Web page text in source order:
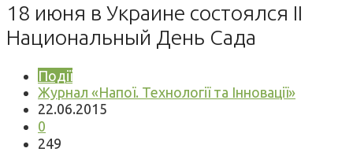
18 июня в Украине состоялся II
Национальный День Сада
Події
Журнал «Напої. Технології та Інновації»
22.06.2015
0
249